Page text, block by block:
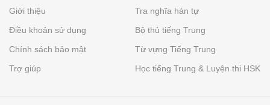
Giới thiệu
Điều khoản sử dụng
Chính sách bảo mật
Trợ giúp
Tra nghĩa hán tự
Bộ thủ tiếng Trung
Từ vựng Tiếng Trung
Học tiếng Trung & Luyện thi HSK